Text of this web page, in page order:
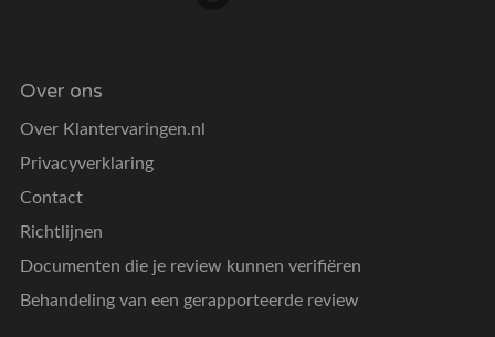
Over ons
Over Klantervaringen.nl
Privacyverklaring
Contact
Richtlijnen
Documenten die je review kunnen verifiëren
Behandeling van een gerapporteerde review